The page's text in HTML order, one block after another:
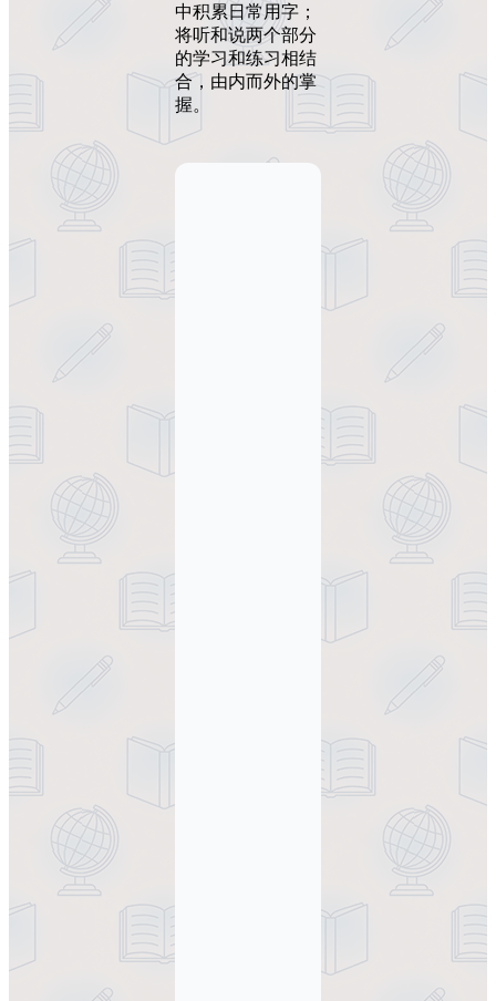
中积累日常用字；
将听和说两个部分
的学习和练习相结
合，由内而外的掌
握。